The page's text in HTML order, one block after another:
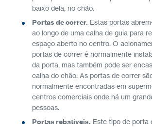
baixo dela, no chão.
Portas de correr. Estas portas
ao longo de uma calha de guia para
espaço aberto no centro. O
portas de correr é normalmente
da porta, mas também pode ser
calha do chão. As portas de correr
normalmente encontradas em
centros comerciais onde há um
pessoas.
Portas rebatíveis. Este tipo de porta